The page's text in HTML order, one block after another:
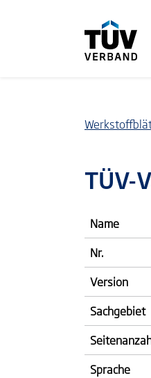
TÜV-
Name
Nr.
Version
Sachgebiet
Sprache